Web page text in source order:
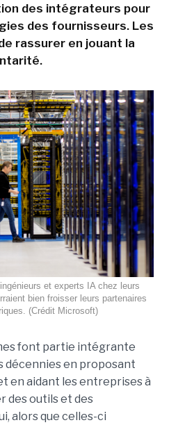
des intégrateurs pour
des fournisseurs. Les
rassurer en jouant la
et experts IA chez leurs
bien froisser leurs partenaires
(Crédit Microsoft)
font partie intégrante
décennies en proposant
en aidant les entreprises à
des outils et des
alors que celles-ci